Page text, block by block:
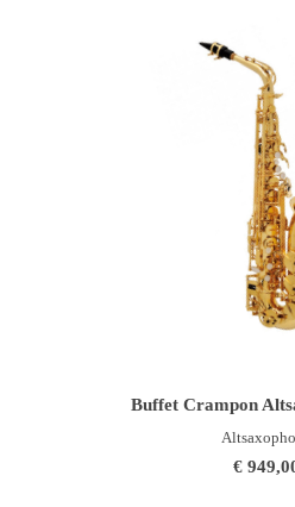
Buffet Crampon
€